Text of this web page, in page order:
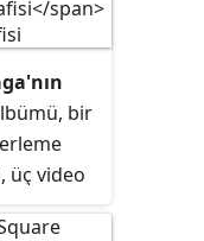
Music
bir
üç video